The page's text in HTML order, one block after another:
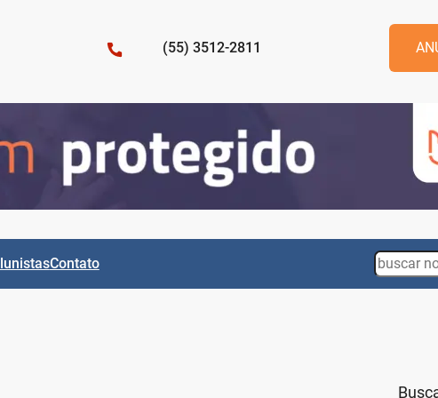
(55) 3512-2811
Contato Search